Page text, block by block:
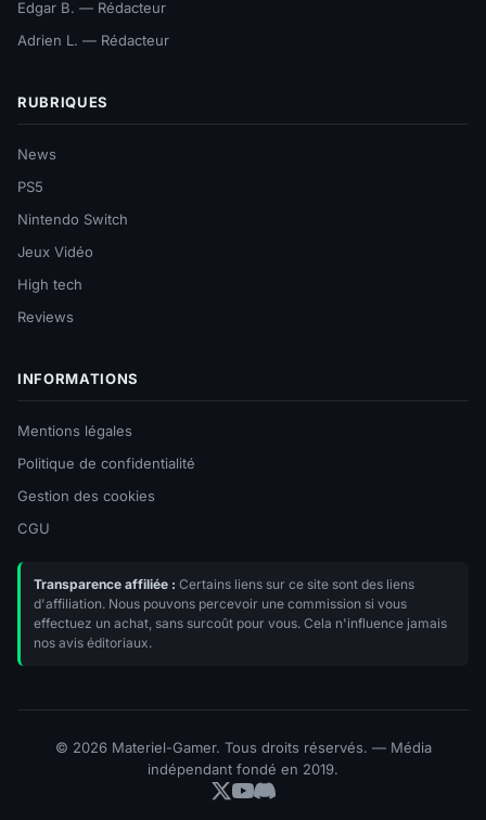
Edgar B. — Rédacteur
Adrien L. — Rédacteur
RUBRIQUES
News
PS5
Nintendo Switch
Jeux Vidéo
High tech
Reviews
INFORMATIONS
Mentions légales
Politique de confidentialité
Gestion des cookies
CGU
Transparence affiliée : Certains liens sur ce site sont des liens
d'affiliation. Nous pouvons percevoir une commission si vous
effectuez un achat, sans surcoût pour vous. Cela n'influence jamais
nos avis éditoriaux.
© 2026 Materiel-Gamer. Tous droits réservés. — Média
indépendant fondé en 2019.